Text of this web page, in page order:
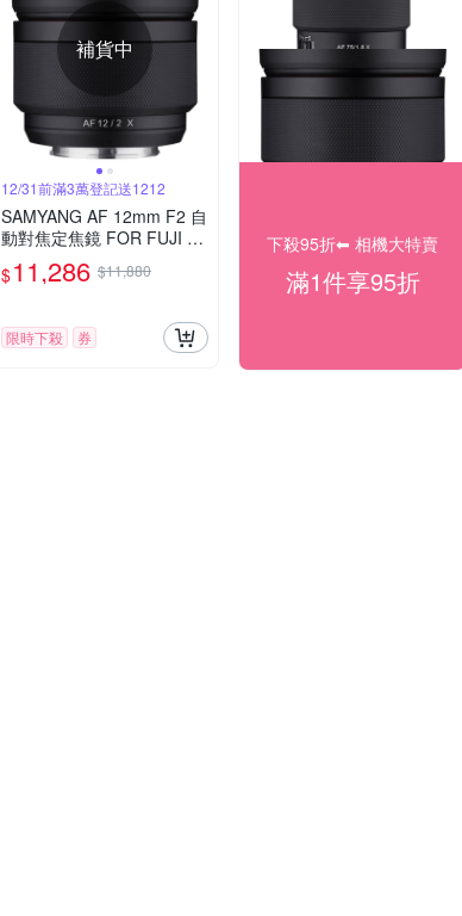
補貨中
12/31前滿3萬登記送1212
SAMYANG AF 12mm F2 自
動對焦定焦鏡 FOR FUJI X
(公司貨)
$11,286 $11,880
限時下殺 券
下殺95折⬅︎ 相機大特賣
滿1件享95折